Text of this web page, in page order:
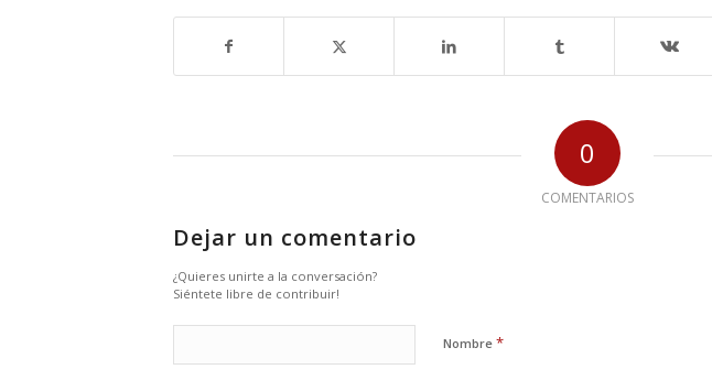
0
COMENTARIOS
Dejar un comentario
¿Quieres unirte a la conversación?
Siéntete libre de contribuir!
Nombre *